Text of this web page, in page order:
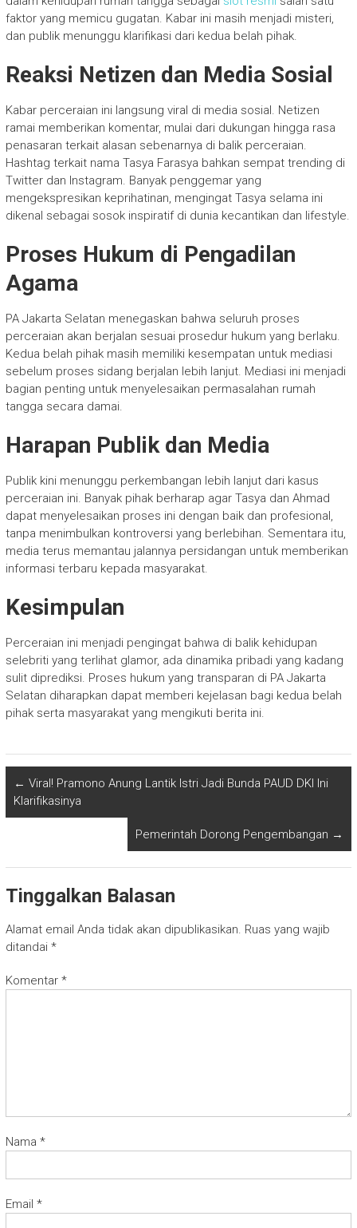
faktor yang memicu gugatan. Kabar ini masih menjadi misteri,
dan publik menunggu klarifikasi dari kedua belah pihak.
Reaksi Netizen dan Media Sosial
Kabar perceraian ini langsung viral di media sosial. Netizen
ramai memberikan komentar, mulai dari dukungan hingga rasa
penasaran terkait alasan sebenarnya di balik perceraian.
Hashtag terkait nama Tasya Farasya bahkan sempat trending di
Twitter dan Instagram. Banyak penggemar yang
mengekspresikan keprihatinan, mengingat Tasya selama ini
dikenal sebagai sosok inspiratif di dunia kecantikan dan lifestyle.
Proses Hukum di Pengadilan
Agama
PA Jakarta Selatan menegaskan bahwa seluruh proses
perceraian akan berjalan sesuai prosedur hukum yang berlaku.
Kedua belah pihak masih memiliki kesempatan untuk mediasi
sebelum proses sidang berjalan lebih lanjut. Mediasi ini menjadi
bagian penting untuk menyelesaikan permasalahan rumah
tangga secara damai.
Harapan Publik dan Media
Publik kini menunggu perkembangan lebih lanjut dari kasus
perceraian ini. Banyak pihak berharap agar Tasya dan Ahmad
dapat menyelesaikan proses ini dengan baik dan profesional,
tanpa menimbulkan kontroversi yang berlebihan. Sementara itu,
media terus memantau jalannya persidangan untuk memberikan
informasi terbaru kepada masyarakat.
Kesimpulan
Perceraian ini menjadi pengingat bahwa di balik kehidupan
selebriti yang terlihat glamor, ada dinamika pribadi yang kadang
sulit diprediksi. Proses hukum yang transparan di PA Jakarta
Selatan diharapkan dapat memberi kejelasan bagi kedua belah
pihak serta masyarakat yang mengikuti berita ini.
← Viral! Pramono Anung Lantik Istri Jadi Bunda PAUD DKI Ini
Klarifikasinya
Pemerintah Dorong Pengembangan →
Tinggalkan Balasan
Alamat email Anda tidak akan dipublikasikan. Ruas yang wajib
ditandai *
Komentar *
Nama *
Email *